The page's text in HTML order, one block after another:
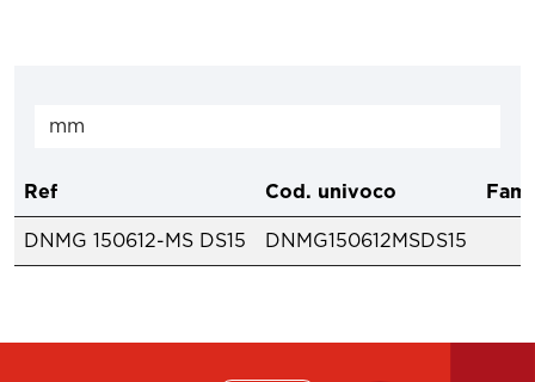
Ref Cod. univoco
DNMG 150612-MS DS15 DNMG150612MSDS15